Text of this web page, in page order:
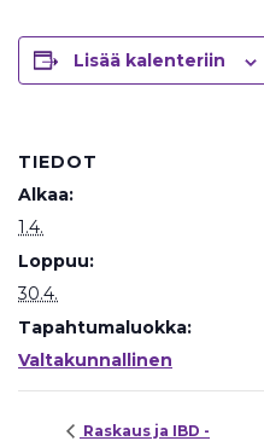
Lisää kalenteriin
TIEDOT
Alkaa:
1.4.
Loppuu:
30.4.
Tapahtumaluokka:
Valtakunnallinen
Raskaus ja IBD -